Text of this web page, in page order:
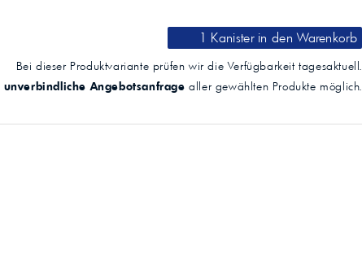
1 Kanisterin den Warenkorb
Bei dieser Produktvariante prüfen wir die Verfügbarkeit tagesaktuell.
unverbindliche Angebotsanfrage aller gewählten Produkte möglich.